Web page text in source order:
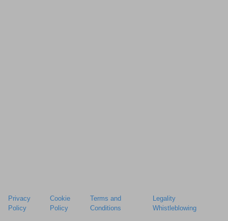
Privacy
Policy
Cookie
Policy
Terms and
Conditions
Legality
Whistleblowing